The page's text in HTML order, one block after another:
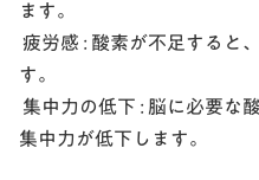
ます。
疲労感 : 酸素が不足すると
す。
集中力の低下 : 脳に必要な
集中力が低下します。